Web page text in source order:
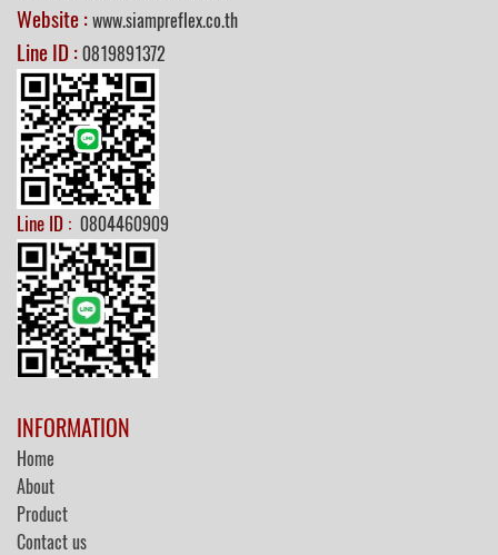
Website :www.siampreflex.co.th
Line ID :0819891372
Line ID : 0804460909
INFORMATION
Home
About
Product
Contact us